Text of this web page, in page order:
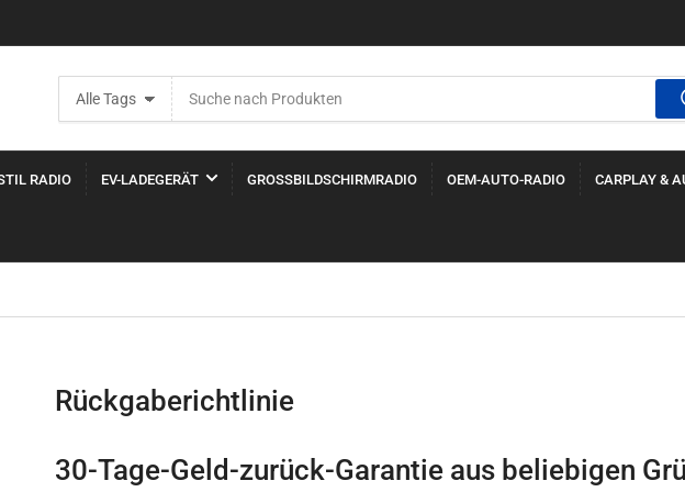
Alle Tags
nach
Produkten
RADIO EV-LADEGERÄT GROSSBILDSCHIRMRADIO OEM-AUTO-RADIO CARPLAY &
Rückgaberichtlinie
30-Tage-Geld-zurück-Garantie aus beliebigen